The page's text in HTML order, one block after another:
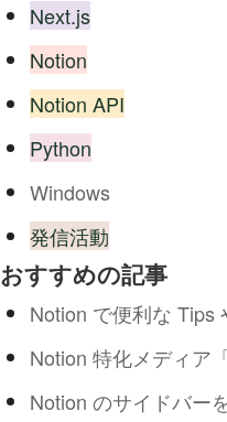
Next.js
Notion
Notion API
Python
Windows
発信活動
おすすめの記事
Notion で便利な Tips
Notion 特化メディア
Notion のサイドバー